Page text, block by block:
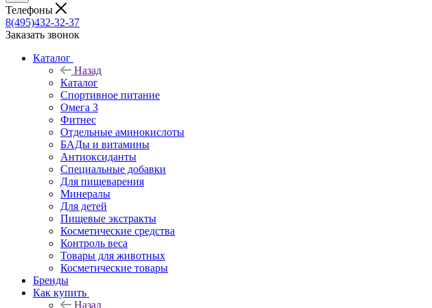
Телефоны
8(495)432-32-37
Заказать звонок
Каталог
Назад
Каталог
Спортивное питание
Омега 3
Фитнес
Отдельные аминокислоты
БАДы и витамины
Антиоксиданты
Специальные добавки
Для пищеварения
Минералы
Для детей
Пищевые экстракты
Косметические средства
Контроль веса
Товары для животных
Косметические товары
Бренды
Как купить
Назад